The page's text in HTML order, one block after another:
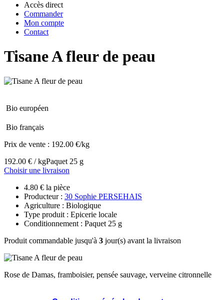
Accès direct
Commander
Mon compte
Contact
Tisane A fleur de peau
Bio européen
Bio français
Prix de vente : 192.00 €/kg
192.00 € / kgPaquet 25 g
Choisir une livraison
4.80 € la pièce
Producteur : 30 Sophie PERSEHAIS
Agriculture : Biologique
Type produit : Epicerie locale
Conditionnement : Paquet 25 g
Produit commandable jusqu'à 3 jour(s) avant la livraison
Rose de Damas, framboisier, pensée sauvage, verveine citronnelle